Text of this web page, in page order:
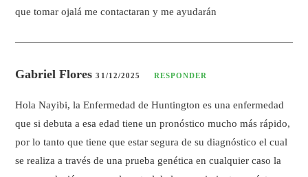
que tomar ojalá me contactaran y me ayudarán
Gabriel Flores31/12/2025 RESPONDER
Hola Nayibi, la Enfermedad de Huntington es una enfermedad
que si debuta a esa edad tiene un pronóstico mucho más rápido,
por lo tanto que tiene que estar segura de su diagnóstico el cual
se realiza a través de una prueba genética en cualquier caso la